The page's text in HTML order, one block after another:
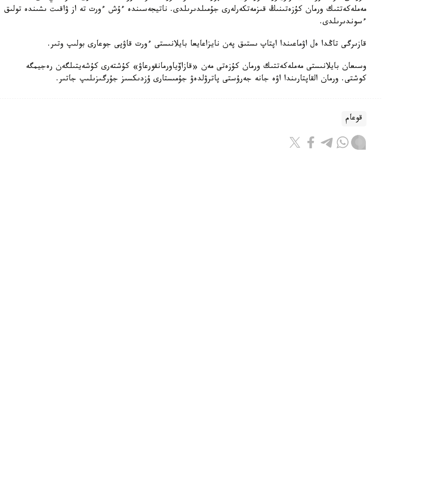
مەملەكەتتىك ورمان كۇزەتىنىڭ قىزمەتكەرلەرى جۇمىلدىرىلدى. ناتيجەسىندە ءۇش ءورت تە از ۋاقىت ىشىندە تولىق
ءسوندىرىلدى.
قازىرگى تاڭدا ەل اۋماعىندا اپتاپ ىستىق پەن نايزاعايعا بايلانىستى ءورت قاۋپى جوعارى بولىپ وتىر.
وسىعان بايلانىستى مەملەكەتتىك ورمان كۇزەتى مەن «قازاۆياورمانقورعاۋ» كۇشتەرى كۇشەيتىلگەن رەجيمگە
كوشتى. ورمان القاپتارىندا اۋە جانە جەرۇستى پاترۋلدەۋ جۇمىستارى ۇزدىكسىز جۇرگىزىلىپ جاتىر.
قوعام